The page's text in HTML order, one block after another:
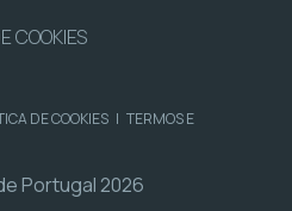
COOKIES
DE COOKIES | TERMOS E
Portugal 2026